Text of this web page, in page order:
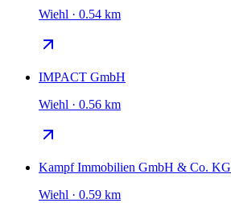
Wiehl · 0.54 km
IMPACT GmbH
Wiehl · 0.56 km
Kampf Immobilien GmbH & Co. KG
Wiehl · 0.59 km